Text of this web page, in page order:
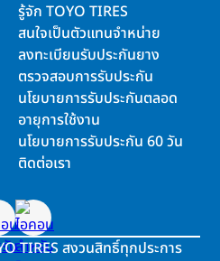
รู้จัก TOYO TIRES
สนใจเป็นตัวแทนจำหน่าย
ลงทะเบียนรับประกันยาง
ตรวจสอบการรับประกัน
นโยบายการรับประกันตลอด
อายุการใช้งาน
นโยบายการรับประกัน 60 วัน
ติดต่อเรา
TIRES สงวนสิทธิ์ทุกประการ